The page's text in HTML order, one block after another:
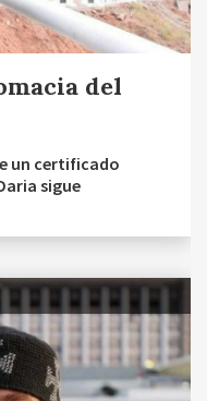
del
un certificado
sigue